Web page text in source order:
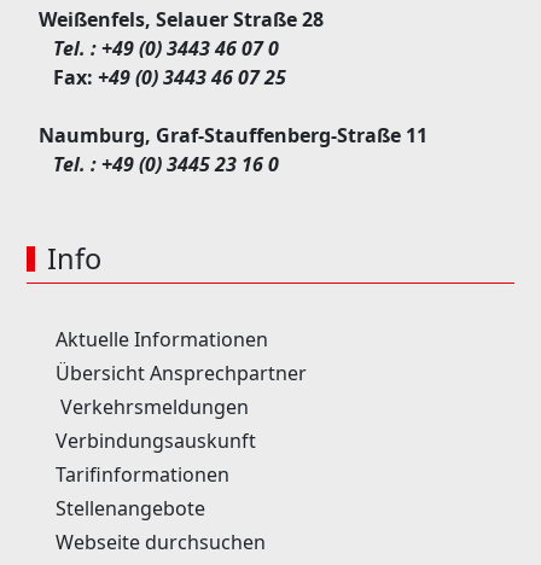
Weißenfels, Selauer Straße 28
Tel. :+49 (0) 3443 46 07 0
Fax: +49 (0) 3443 46 07 25
Naumburg, Graf-Stauffenberg-Straße 11
Tel. :+49 (0) 3445 23 16 0
Info
Aktuelle Informationen
Übersicht Ansprechpartner
Verkehrsmeldungen
Verbindungsauskunft
Tarifinformationen
Stellenangebote
Webseite durchsuchen